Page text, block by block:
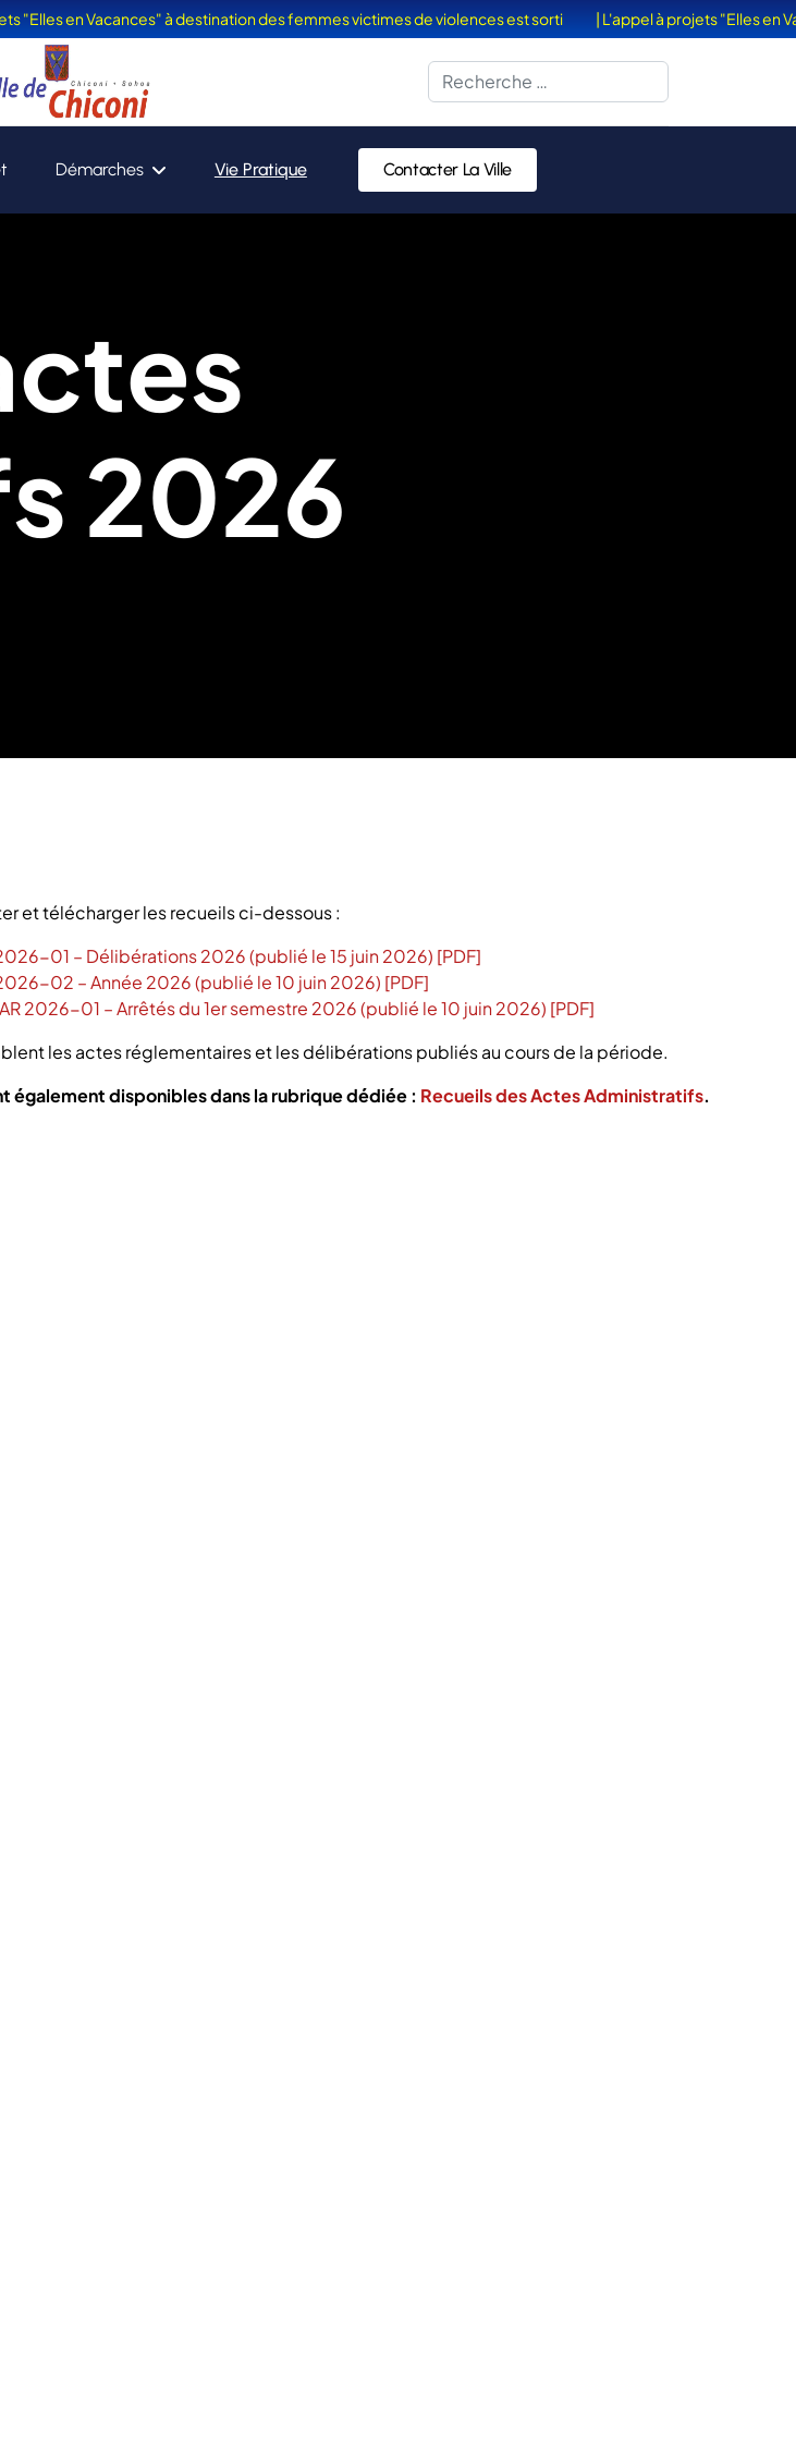
Rechercher
Démarches Vie Pratique Contacter La Ville
2026
et télécharger les recueils ci-dessous :
01 – Délibérations 2026 (publié le 15 juin 2026) [PDF]
02 – Année 2026 (publié le 10 juin 2026) [PDF]
2026-01 – Arrêtés du 1er semestre 2026 (publié le 10 juin 2026) [PDF]
les actes réglementaires et les délibérations publiés au cours de la période.
également disponibles dans la rubrique dédiée : Recueils des Actes Administratifs.
en Vacances" à destination des femmes victimes de violences est sorti | L'appel à projets "Elles en